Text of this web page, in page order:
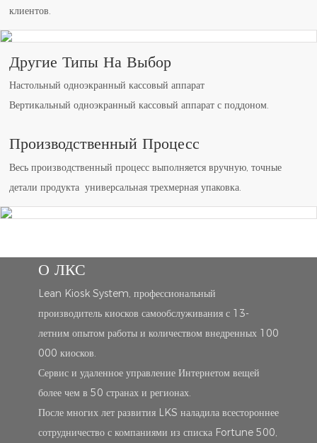
клиентов.
Другие Типы На Выбор
Настольный одноэкранный кассовый аппарат
Вертикальный одноэкранный кассовый аппарат с поддоном.
Производственный Процесс
Весь производственный процесс выполняется вручную, точные
детали продукта универсальная трехмерная упаковка.
О ЛКС
Lean Kiosk System, профессиональный
производитель киосков самообслуживания с 13-
летним опытом работы и количеством внедренных 100
000 киосков.
Сервис и удаленное управление Интернетом вещей
более чем в 50 странах и регионах.
После многих лет развития LKS наладила всестороннее
сотрудничество с компаниями из списка Fortune 500,